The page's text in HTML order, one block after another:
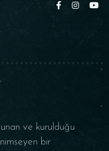
ve kurulduğu
bir